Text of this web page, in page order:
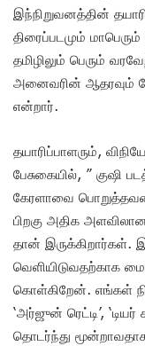
இந்நிறுவனத்தின்
திரைப்படமும்
தமிழிலும் பெரும்
அனைவரின் ஆதரவும்
என்றார்.
தயாரிப்பாளரும்,
பேசுகையில், ” குஷி
கேரளாவை
பிறகு அதிக
தான் இருக்கிறார்கள்.
வெளியிடுவதற்காக
கொள்கிறேன். எங்கள்
‘அர்ஜுன் ரெட்டி’,
தொடர்ந்து மூன்றாவதாக